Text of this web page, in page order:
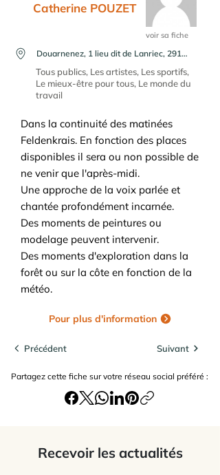
Catherine POUZET
voir sa fiche
Douarnenez, 1 lieu dit de Lanriec, 29100 Pouldergat
Tous publics, Les artistes, Les sportifs,
Le mieux-être pour tous, Le monde du
travail
Dans la continuité des matinées
Feldenkrais. En fonction des places
disponibles il sera ou non possible de
ne venir que l'après-midi.
Une approche de la voix parlée et
chantée profondément incarnée.
Des moments de peintures ou
modelage peuvent intervenir.
Des moments d'exploration dans la
forêt ou sur la côte en fonction de la
météo.
Pour plus d'information
Précédent Suivant
Partagez cette fiche sur votre réseau social préféré :
Recevoir les actualités